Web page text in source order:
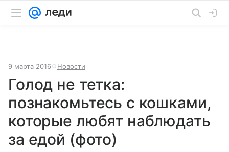
9 марта 2016 Новости
Голод не тетка:
познакомьтесь с кошками,
которые любят наблюдать
за едой (фото)